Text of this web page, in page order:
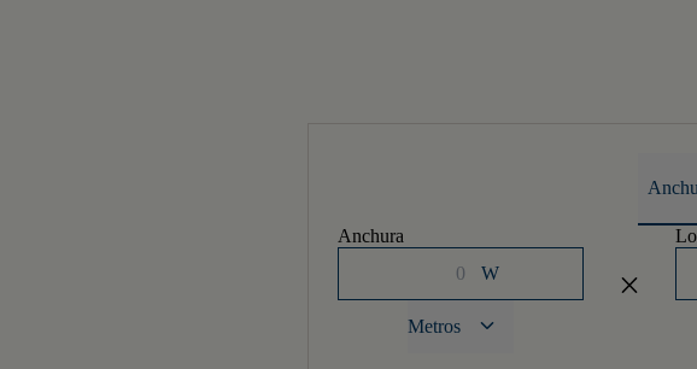
Anchura
W
Metros keyboard_arrow_down
close